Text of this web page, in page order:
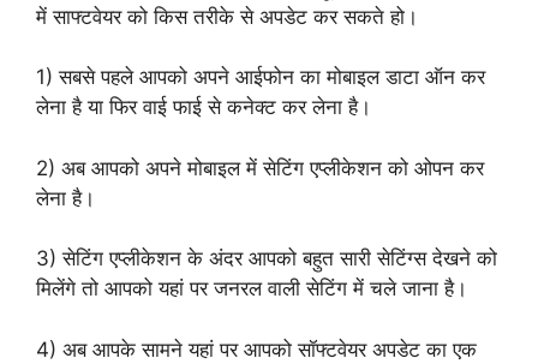
में साफ्टवेयर को किस तरीके से अपडेट कर सकते हो।
1) सबसे पहले आपको अपने आईफोन का मोबाइल डाटा ऑन कर
लेना है या फिर वाई फाई से कनेक्ट कर लेना है।
2) अब आपको अपने मोबाइल में सेटिंग एप्लीकेशन को ओपन कर
लेना है।
3) सेटिंग एप्लीकेशन के अंदर आपको बहुत सारी सेटिंग्स देखने को
मिलेंगे तो आपको यहां पर जनरल वाली सेटिंग में चले जाना है।
4) अब आपके सामने यहां पर आपको सॉफ्टवेयर अपडेट का एक